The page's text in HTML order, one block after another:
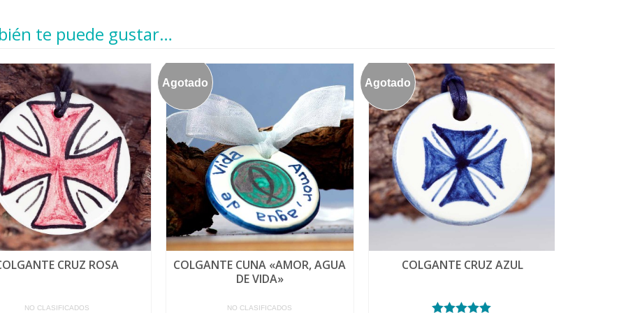
te puede gustar…
CRUZ ROSA
NO CLASIFICADOS
Agotado
COLGANTE CUNA «AMOR, AGUA
DE VIDA»
NO CLASIFICADOS
Agotado
COLGANTE CRUZ AZUL